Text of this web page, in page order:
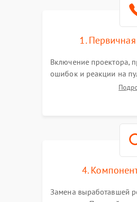
1.
Включение проектора,
ошибок и реакции на
проекции, яркости
4.
Замена выработавшей